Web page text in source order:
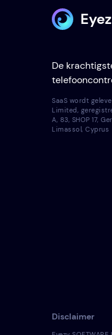
De
SaaS wordt
Limited,
A, 83, SHOP 17,
Limassol, Cyprus
Disclaimer